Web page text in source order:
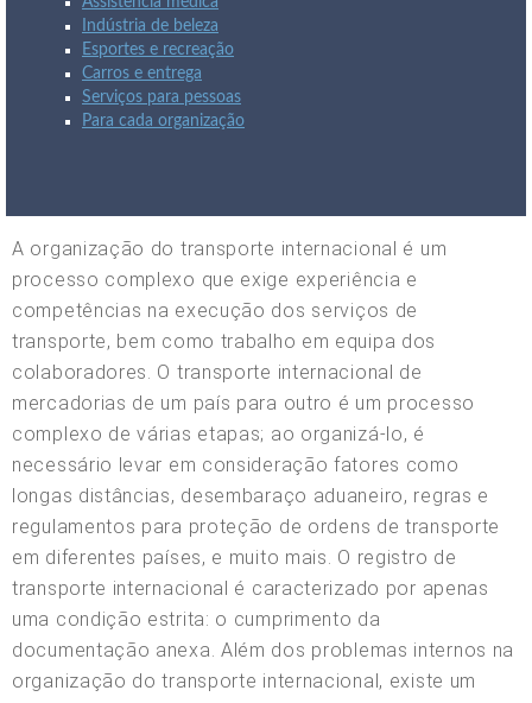
Indústria de beleza
Esportes e recreação
Carros e entrega
Serviços para pessoas
Para cada organização
A organização do transporte internacional é um
processo complexo que exige experiência e
competências na execução dos serviços de
transporte, bem como trabalho em equipa dos
colaboradores. O transporte internacional de
mercadorias de um país para outro é um processo
complexo de várias etapas; ao organizá-lo, é
necessário levar em consideração fatores como
longas distâncias, desembaraço aduaneiro, regras e
regulamentos para proteção de ordens de transporte
em diferentes países, e muito mais. O registro de
transporte internacional é caracterizado por apenas
uma condição estrita: o cumprimento da
documentação anexa. Além dos problemas internos na
organização do transporte internacional, existe um